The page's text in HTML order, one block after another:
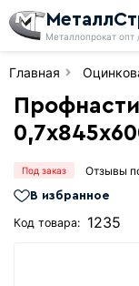
Металлопрокат опт
Главная
Под заказ Отзывы
В избранное
Код товара: 1235